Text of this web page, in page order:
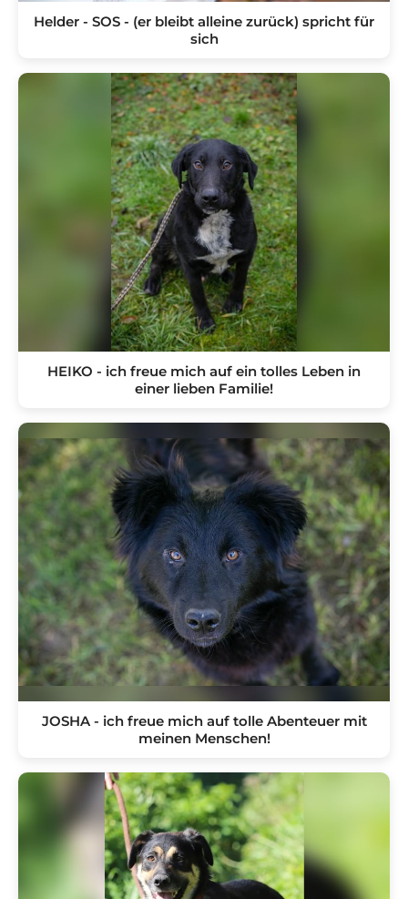
Helder - SOS - (er bleibt alleine zurück) spricht für
sich
HEIKO - ich freue mich auf ein tolles Leben in
einer lieben Familie!
JOSHA - ich freue mich auf tolle Abenteuer mit
meinen Menschen!